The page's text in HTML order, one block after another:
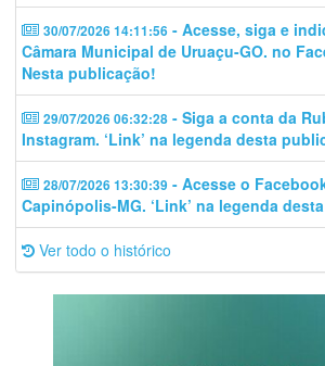
30/07/2026 14:11:56 - Acesse, siga e
Câmara Municipal de Uruaçu-GO. no
Nesta publicação!
29/07/2026 06:32:28 - Siga a conta da
Instagram. ‘Link’ na legenda desta
28/07/2026 13:30:39 - Acesse o
Capinópolis-MG. ‘Link’ na legenda
Ver todo o histórico